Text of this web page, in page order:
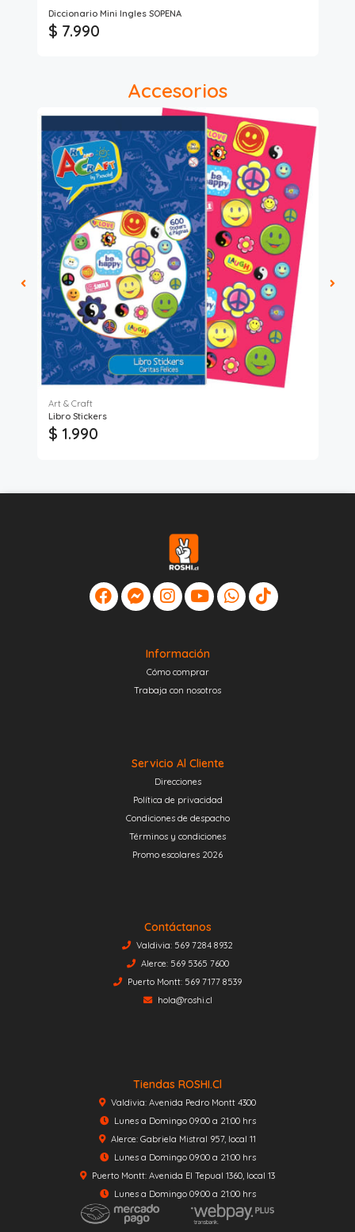
Diccionario Mini Ingles SOPENA
$ 7.990
Accesorios
Art & Craft
Libro Stickers
$ 1.990
Información
Cómo comprar
Trabaja con nosotros
Servicio Al Cliente
Direcciones
Política de privacidad
Condiciones de despacho
Términos y condiciones
Promo escolares 2026
Contáctanos
Valdivia: 569 7284 8932
Alerce: 569 5365 7600
Puerto Montt: 569 7177 8539
hola@roshi.cl
Tiendas ROSHI.cl
Valdivia: Avenida Pedro Montt 4300
Lunes a Domingo 09:00 a 21:00 hrs
Alerce: Gabriela Mistral 957, local 11
Lunes a Domingo 09:00 a 21:00 hrs
Puerto Montt: Avenida El Tepual 1360, local 13
Lunes a Domingo 09:00 a 21:00 hrs